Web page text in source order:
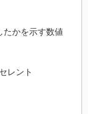
たかを示す数値
レント